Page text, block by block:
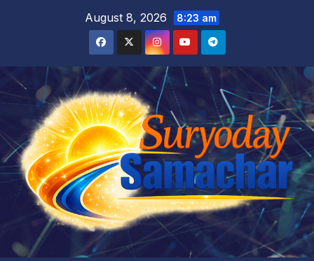
August 8, 2026 8:23 am